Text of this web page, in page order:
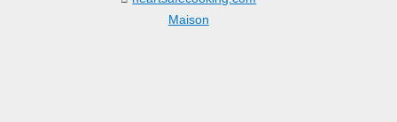
Maison